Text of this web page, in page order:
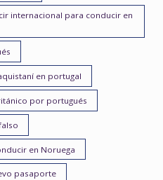
internacional para conducir en
en portugal
por portugués
en Noruega
pasaporte